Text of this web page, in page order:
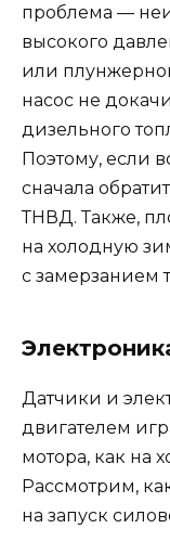
проблема —
высокого
или
насос не
дизельного
Поэтому, если
сначала
ТНВД. Также,
на холодную
с замерзанием
Датчики и
двигателем
мотора, как на
Рассмотрим,
на запуск